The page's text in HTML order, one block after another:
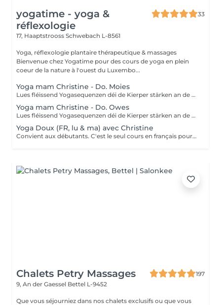
yogatime - yoga &
réflexologie
33
17, Haaptstrooss Schwebach L-8561
Yoga, réflexologie plantaire thérapeutique & massages
Bienvenue chez Yogatime pour des cours de yoga en plein
coeur de la nature à l'ouest du Luxembo...
Yoga mam Christine - Do. Moies
Lues fléissend Yogasequenzen déi de Kierper stärken an de Geescht entspanen. Fir Leit mat Yogaerfahrung an Ufänger.
Yoga mam Christine - Do. Owes
Lues fléissend Yogasequenzen déi de Kierper stärken an de Geescht entspanen. Fir Leit mat Yogaerfahrung an Ufänger.
Yoga Doux (FR, lu & ma) avec Christine
Convient aux débutants. C'est le seul cours en français pour le moment. Ce cours est composé d'exercices de mobilisation et de respiration, de postures de yoga simples et douces pour les articulations, les mouvements sont effectués lentement. Nous utilisons des briques, des coussins ou des chaises pour rendre certaines postures plus accessibles.
Chalets Petry Massages
197
9, An der Gaessel Bettel L-9452
Que vous séjourniez dans nos chalets exclusifs ou que vous